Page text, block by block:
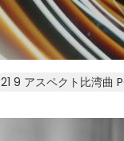
21 9 アスペクト比湾曲